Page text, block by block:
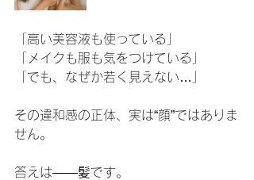
「高い美容液も使っている」
「メイクも服も気をつけている」
「でも、なぜか若く見えない…」
その違和感の正体、実は“顔”ではありま
せん。
答えは――髪です。